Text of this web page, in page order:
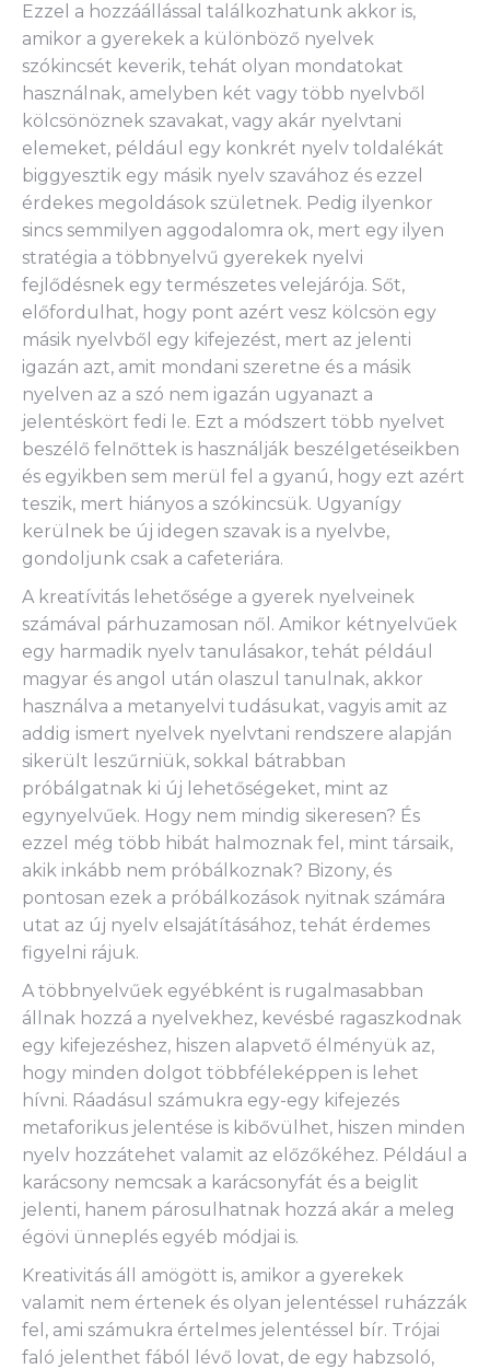
Ezzel a hozzáállással találkozhatunk akkor is,
amikor a gyerekek a különböző nyelvek
szókincsét keverik, tehát olyan mondatokat
használnak, amelyben két vagy több nyelvből
kölcsönöznek szavakat, vagy akár nyelvtani
elemeket, például egy konkrét nyelv toldalékát
biggyesztik egy másik nyelv szavához és ezzel
érdekes megoldások születnek. Pedig ilyenkor
sincs semmilyen aggodalomra ok, mert egy ilyen
stratégia a többnyelvű gyerekek nyelvi
fejlődésnek egy természetes velejárója. Sőt,
előfordulhat, hogy pont azért vesz kölcsön egy
másik nyelvből egy kifejezést, mert az jelenti
igazán azt, amit mondani szeretne és a másik
nyelven az a szó nem igazán ugyanazt a
jelentéskört fedi le. Ezt a módszert több nyelvet
beszélő felnőttek is használják beszélgetéseikben
és egyikben sem merül fel a gyanú, hogy ezt azért
teszik, mert hiányos a szókincsük. Ugyanígy
kerülnek be új idegen szavak is a nyelvbe,
gondoljunk csak a cafeteriára.
A kreatívitás lehetősége a gyerek nyelveinek
számával párhuzamosan nől. Amikor kétnyelvűek
egy harmadik nyelv tanulásakor, tehát például
magyar és angol után olaszul tanulnak, akkor
használva a metanyelvi tudásukat, vagyis amit az
addig ismert nyelvek nyelvtani rendszere alapján
sikerült leszűrniük, sokkal bátrabban
próbálgatnak ki új lehetőségeket, mint az
egynyelvűek. Hogy nem mindig sikeresen? És
ezzel még több hibát halmoznak fel, mint társaik,
akik inkább nem próbálkoznak? Bizony, és
pontosan ezek a próbálkozások nyitnak számára
utat az új nyelv elsajátításához, tehát érdemes
figyelni rájuk.
A többnyelvűek egyébként is rugalmasabban
állnak hozzá a nyelvekhez, kevésbé ragaszkodnak
egy kifejezéshez, hiszen alapvető élményük az,
hogy minden dolgot többféleképpen is lehet
hívni. Ráadásul számukra egy-egy kifejezés
metaforikus jelentése is kibővülhet, hiszen minden
nyelv hozzátehet valamit az előzőkéhez. Például a
karácsony nemcsak a karácsonyfát és a beiglit
jelenti, hanem párosulhatnak hozzá akár a meleg
égövi ünneplés egyéb módjai is.
Kreativitás áll amögött is, amikor a gyerekek
valamit nem értenek és olyan jelentéssel ruházzák
fel, ami számukra értelmes jelentéssel bír. Trójai
faló jelenthet fából lévő lovat, de egy habzsoló,